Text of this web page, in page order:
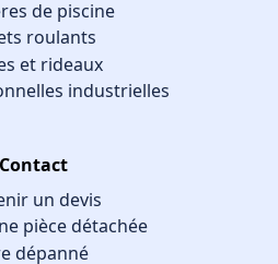
de piscine
roulants
et rideaux
industrielles
Contact
un devis
pièce détachée
dépanné